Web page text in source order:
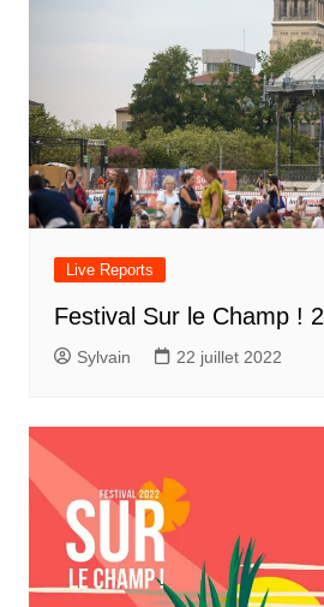
Live Reports
Festival Sur le Champ !
Sylvain 22 juillet 2022